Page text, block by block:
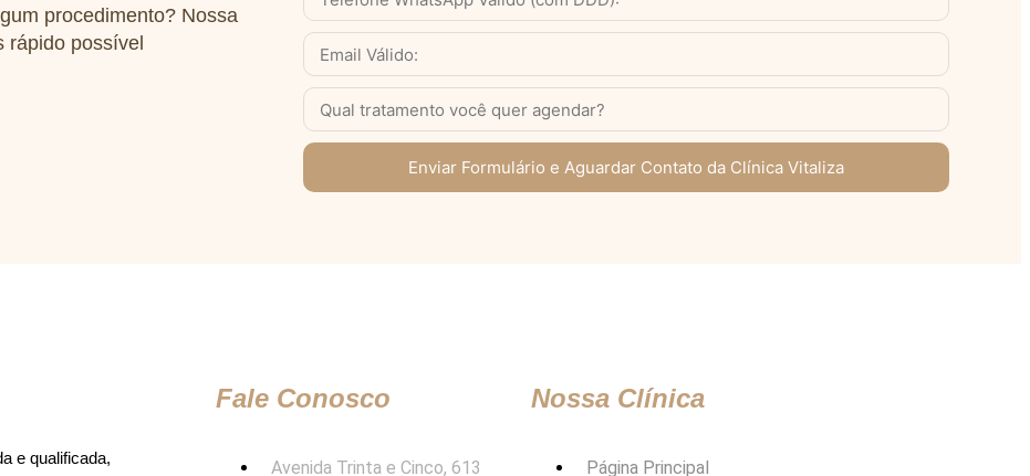
procedimento? Nossa
rápido possível
Válido
(com
DDD)
Email
Serviço
Enviar Formulário e Aguardar Contato da Clínica Vitaliza
e qualificada,
Fale Conosco
Avenida Trinta e Cinco, 613
Nossa Clínica
Página Principal